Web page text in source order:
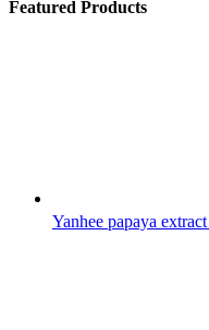
Featured Products
Yanhee papaya